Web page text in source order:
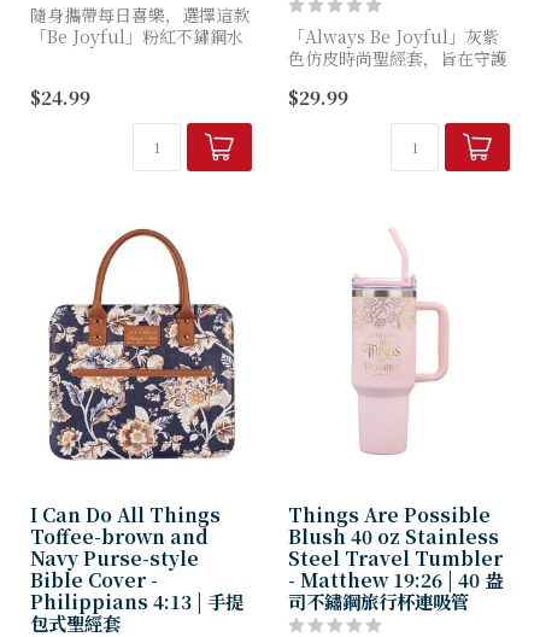
隨身攜帶每日喜樂，選擇這款
「Be Joyful」粉紅不鏽鋼水
不在瞬息萬變的境遇，而在於
基督：祂永不改變的品格...
$24.99
「Always Be Joyful」灰紫
色仿皮時尚聖經套，旨在守護
羅的呼召——在每個季節都活
出喜樂、禱告與感恩的生命。
$29.99
I Can Do All Things
Toffee-brown and
Navy Purse-style
Bible Cover -
Philippians 4:13 | 手提
包式聖經套
Things Are Possible
Blush 40 oz Stainless
Steel Travel Tumbler
- Matthew 19:26 | 40 盎
司不鏽鋼旅行杯連吸管